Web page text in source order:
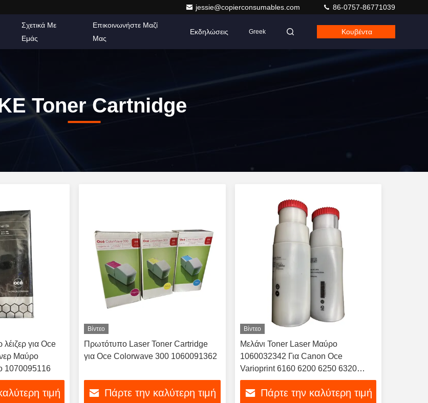
jessie@copierconsumables.com 86-0757-86771039
Σχετικά Με
Εμάς
Επικοινωνήστε Μαζί
Μας
Εκδηλώσεις Greek Κουβέντα
Toner Cartnidge
λέιζερ για Oce
Μαύρο
1070095116
τιμή
Βίντεο
Πρωτότυπο Laser Toner Cartridge
για Oce Colorwave 300 1060091362
Πάρτε την καλύτερη τιμή
Βίντεο
Μελάνι Toner Laser Μαύρο
1060032342 Για Canon Oce
Varioprint 6160 6200 6250 6320
1060032342 5474B002AA Toner
Πάρτε την καλύτερη τιμή